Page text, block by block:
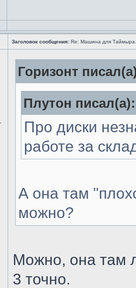
Заголовок сообщения: Re: Машина для Таймыра.
Горизонт
Плутон писал(а):
Про диски
работе за
А она там
можно?
Можно, она там
3 точно.